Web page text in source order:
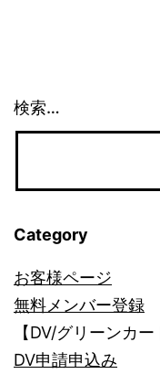
検索…
Category
お客様ページ
無料メンバー登録
【DV/グリーンカー
DV申請申込み